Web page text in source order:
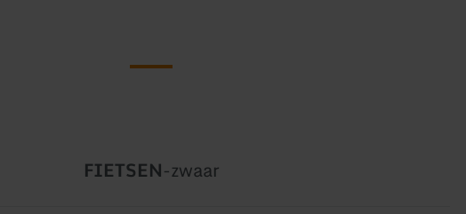
Soort
FIETSEN-Moeilijkheidsgraad:
zwaar